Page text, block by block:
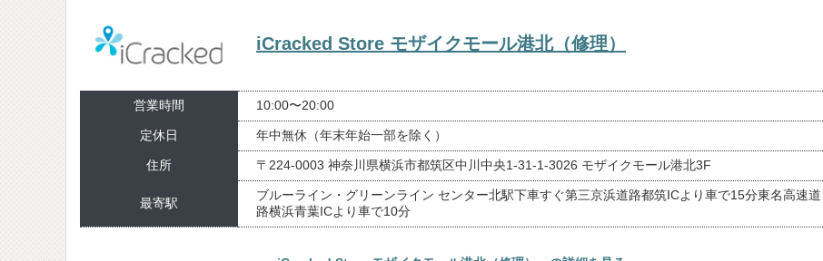
iCracked Store モザイクモール港北（修理）
営業時間 10:00〜20:00
定休日 年中無休（年末年始一部を除く）
住所 〒224-0003 神奈川県横浜市都筑区中川中央1-31-1-3026 モザイクモール港北3F
最寄駅
ブルーライン・グリーンライン センター北駅下車すぐ第三京浜道路都筑ICより車で15分東名高速道
路横浜青葉ICより車で10分